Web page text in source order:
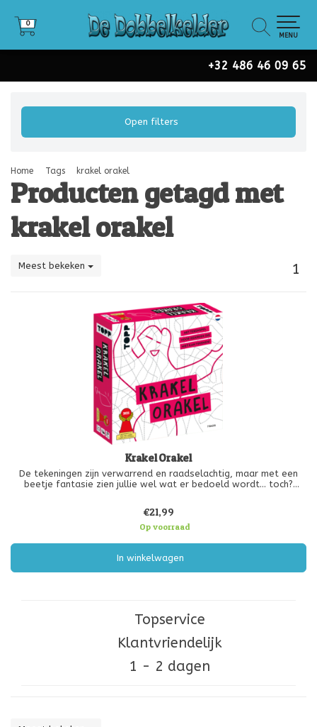
+32 486 46 09 65
0
0
MENU
Open filters
Home Tags krakel orakel
Producten getagd met
krakel orakel
Meest bekeken 1
Krakel Orakel
De tekeningen zijn verwarrend en raadselachtig, maar met een
beetje fantasie zien jullie wel wat er bedoeld wordt... toch?
ze alleen nog uit de lijnenchaos tevoorschijn te toveren!
Tek
€21,99
Op voorraad
In winkelwagen
Topservice
Klantvriendelijk
1 - 2 dagen